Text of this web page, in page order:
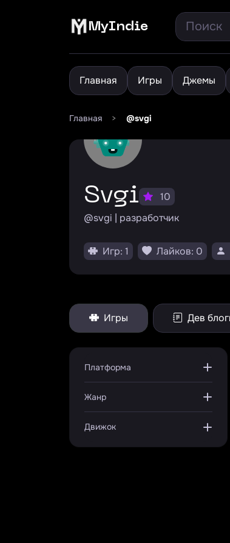
MyIndie
Главная Игры Джемы
Главная > @svgi
svgi
10
@svgi | разработчик
Игр: 1 Лайков: 0
Игры Дев
Платформа
Жанр
Движок